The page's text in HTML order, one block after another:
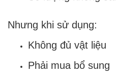
Nhưng khi sử dụng:
Không đủ vật liệu
Phải mua bổ sung